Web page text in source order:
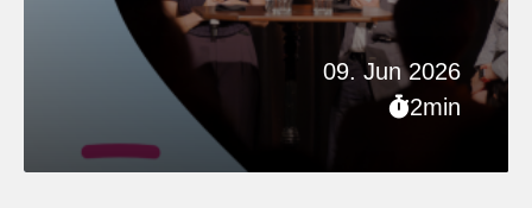
09. Jun 2026
2min